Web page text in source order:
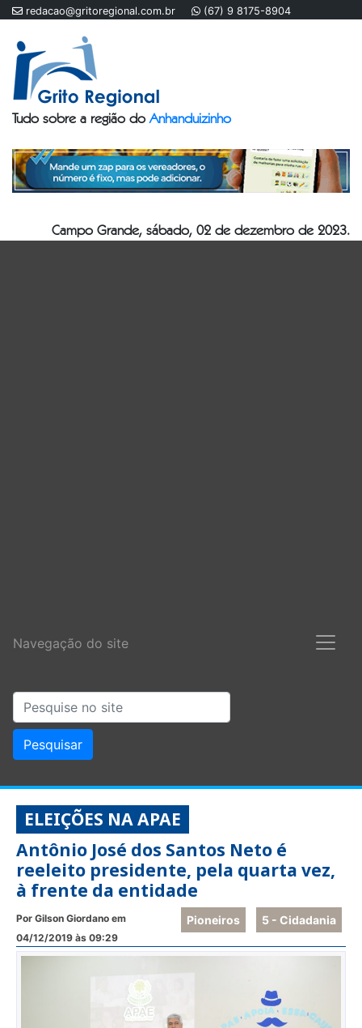
redacao@gritoregional.com.br (67) 9 8175-8904
Tudo sobre a região doAnhanduizinho
Campo Grande, sábado, 02 de dezembro de 2023.
Navegação do site
ELEIÇÕES NA APAE
Antônio José dos Santos Neto é
reeleito presidente, pela quarta vez,
à frente da entidade
5 - Cidadania
Pioneiros
Por Gilson Giordano em
04/12/2019 às 09:29